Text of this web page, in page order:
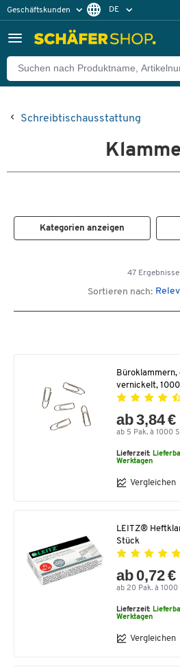
Geschäftskunden DE
Schreibtischausstattung
Kategorien anzeigen
47 Ergebnisse
Sortieren nach:
Büroklammern,
vernickelt,
ab 3,84 €
ab 5 Pak. à 1000
Lieferzeit:
Werktagen
Vergleichen
LEITZ®
Stück
ab 0,72 €
ab 20 Pak. à 1000
Lieferzeit:
Werktagen
Vergleichen